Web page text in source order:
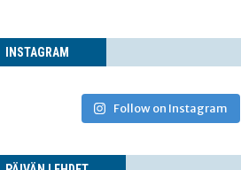
INS­TA­GRAM
Follow on Instagram